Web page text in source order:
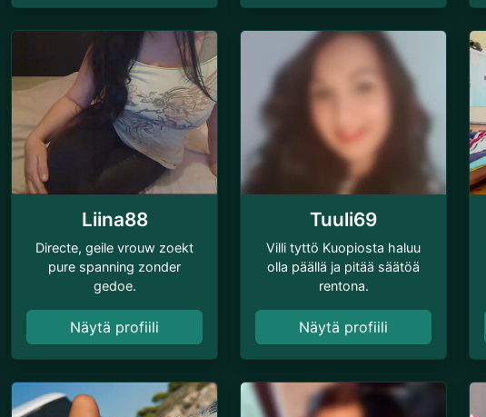
Liina88
Directe, geile vrouw zoekt
pure spanning zonder
gedoe.
Näytä profiili
Tuuli69
Villi tyttö Kuopiosta haluu
olla päällä ja pitää säätöä
rentona.
Näytä profiili